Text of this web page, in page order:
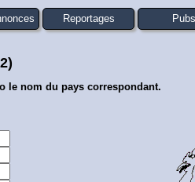
Reportages Pubs
le nom du pays correspondant.